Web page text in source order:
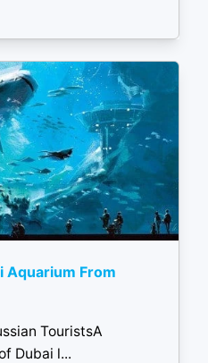
Aquarium From
TouristsA
Dubai l...